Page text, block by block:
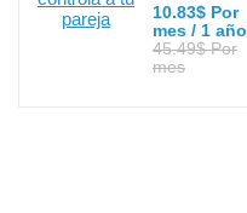
10.83$ Por
mes / 1 año
45.49$ Por
mes